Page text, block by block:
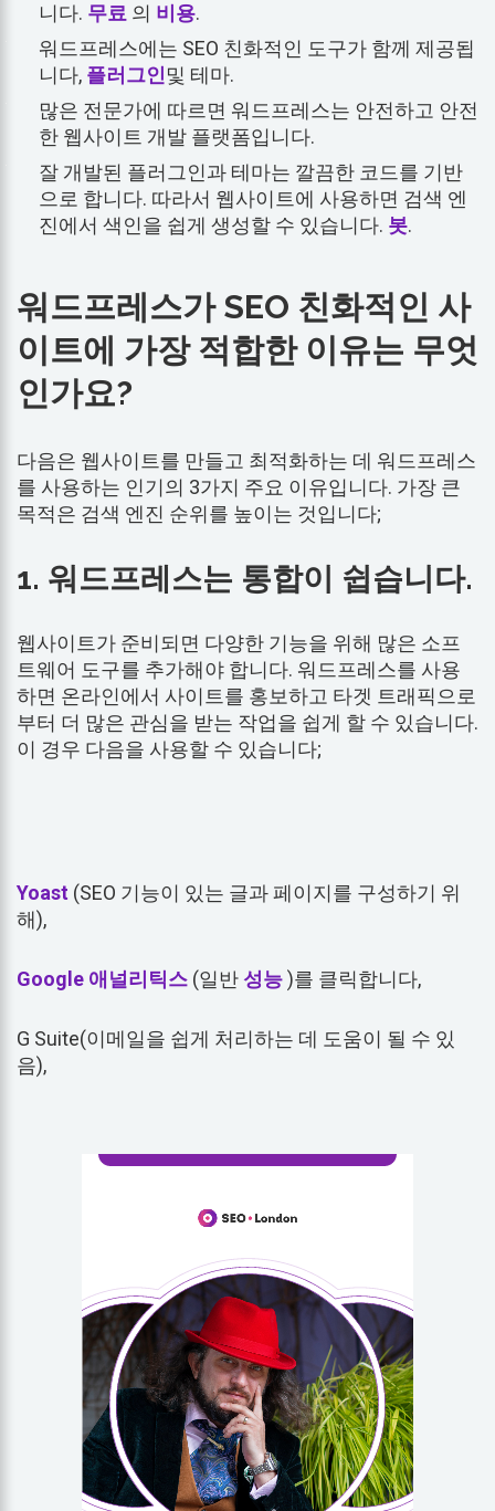
니다. 무료 의 비용.
워드프레스에는 SEO 친화적인 도구가 함께 제공됩
니다, 플러그인및 테마.
많은 전문가에 따르면 워드프레스는 안전하고 안전
한 웹사이트 개발 플랫폼입니다.
잘 개발된 플러그인과 테마는 깔끔한 코드를 기반
으로 합니다. 따라서 웹사이트에 사용하면 검색 엔
진에서 색인을 쉽게 생성할 수 있습니다. 봇.
워드프레스가 SEO 친화적인 사
이트에 가장 적합한 이유는 무엇
인가요?
다음은 웹사이트를 만들고 최적화하는 데 워드프레스
를 사용하는 인기의 3가지 주요 이유입니다. 가장 큰
목적은 검색 엔진 순위를 높이는 것입니다;
1. 워드프레스는 통합이 쉽습니다.
웹사이트가 준비되면 다양한 기능을 위해 많은 소프
트웨어 도구를 추가해야 합니다. 워드프레스를 사용
하면 온라인에서 사이트를 홍보하고 타겟 트래픽으로
부터 더 많은 관심을 받는 작업을 쉽게 할 수 있습니다.
이 경우 다음을 사용할 수 있습니다;
Yoast (SEO 기능이 있는 글과 페이지를 구성하기 위
해),
Google 애널리틱스 (일반 성능)를 클릭합니다,
G Suite(이메일을 쉽게 처리하는 데 도움이 될 수 있
음),